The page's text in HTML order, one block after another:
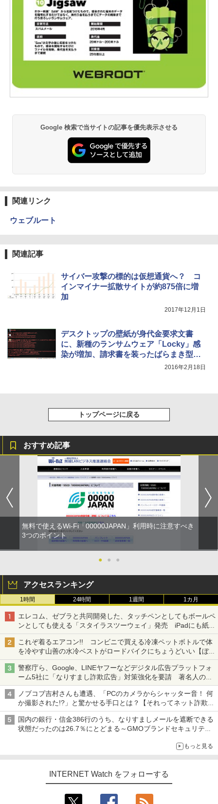
Google 検索で当サイトの記事を優先表示させる
関連リンク
ウェブルート
関連記事
サイバー攻撃の標的は仮想通貨へ？ コ
インマイナー拡散サイトが約875倍に増
加
2017年12月1日
デスクトップの壁紙が身代金要求文書
に、新種のランサムウェア「Locky」感
染が増加、請求書を装ったばらまき型メ
2016年2月18日
トップページに戻る
おすすめ記事
無料で使えるWi-Fi「00000JAPAN」利用時に注意すべき
3つのポイント
● ● ●
アクセスランキング
1時間 24時間 1週間 1カ月
エレコム、ゼブラと共同開発した、タッチペンとしてもボールペ
ンとしても使える「スタイラスツーウェイ」発売 iPadにも紙に
も、持ち替えずに書き込める
これぞ着るエアコン!! コンビニで買える冷凍ペットボトルで体
を冷やす山善の水冷ベストがロードバイクにちょうどいい【ぼっ
ち・ざ・ろーど！その14】【空いた時間でなにしてる？】
警察庁ら、Google、LINEヤフーなどデジタル広告プラットフォ
ーム5社に「なりすまし詐欺広告」対策強化を要請 著名人の写
真や映像を使った投資詐欺などへの対策として
ノブコブ吉村さんも遭遇、「PCのカメラからシャッター音！ 何
か撮影された!?」と驚かせる手口とは？【それってネット詐欺で
すよ！】
国内の銀行・信金386行のうち、なりすましメールを遮断できる
状態だったのは26.7％にとどまる～GMOブランドセキュリティ
もっと見る
INTERNET Watch をフォローする